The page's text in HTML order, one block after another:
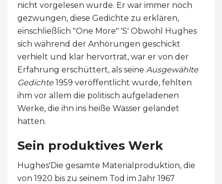
nicht vorgelesen wurde. Er war immer noch
gezwungen, diese Gedichte zu erklären,
einschließlich "One More" 'S' Obwohl Hughes
sich während der Anhörungen geschickt
verhielt und klar hervortrat, war er von der
Erfahrung erschüttert, als seine Ausgewählte
Gedichte1959 veröffentlicht wurde, fehlten
ihm vor allem die politisch aufgeladenen
Werke, die ihn ins heiße Wasser gelandet
hatten.
Sein produktives Werk
Hughes'Die gesamte Materialproduktion, die
von 1920 bis zu seinem Tod im Jahr 1967